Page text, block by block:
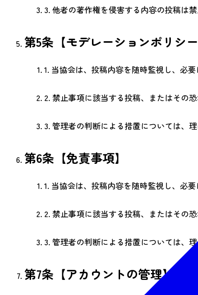
3. 他者の著作権を侵害する内容の投稿は禁
第5条【モデレーションポリシー
1. 当協会は、投稿内容を随時監視し、必
2. 禁止事項に該当する投稿、またはその
3. 管理者の判断による措置については、
第6条【免責事項】
1. 当協会は、投稿内容を随時監視し、必
2. 禁止事項に該当する投稿、またはその
3. 管理者の判断による措置については、理
第7条【アカウントの管理】